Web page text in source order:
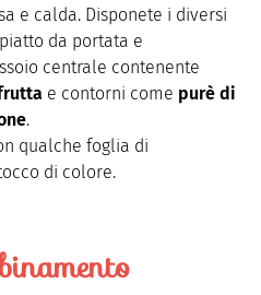
e calda. Disponete i diversi
da portata e
centrale contenente
e contorni come purè di
.
qualche foglia di
di colore.